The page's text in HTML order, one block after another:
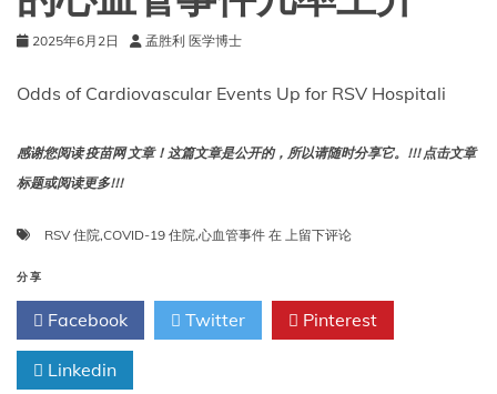
2025年6月2日 孟胜利 医学博士
Odds of Cardiovascular Events Up for RSV Hospitali
感谢您阅读 疫苗网 文章！这篇文章是公开的，所以请随时分享它。!!! 点击文章
标题或阅读更多!!!
RSV 住院,COVID-19 住院,心血管事件 在 RSV
与
COVID-
19
上留下评论
分享
Facebook Twitter Pinterest
Linkedin